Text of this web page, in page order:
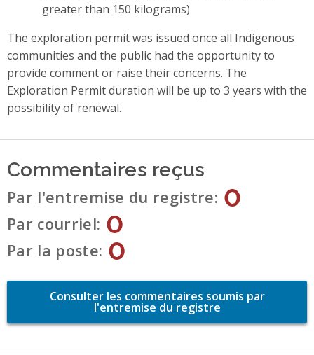
greater than 150 kilograms)
The exploration permit was issued once all Indigenous
communities and the public had the opportunity to
provide comment or raise their concerns. The
Exploration Permit duration will be up to 3 years with the
possibility of renewal.
Commentaires reçus
Par l'entremise du registre 0
Par courriel 0
Par la poste 0
Consulter les commentaires soumis par
l'entremise du registre